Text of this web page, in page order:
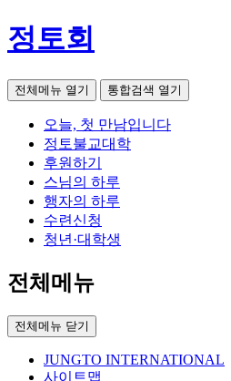
정토회
전체메뉴 열기 통합검색 열기
오늘, 첫 만남입니다
정토불교대학
후원하기
스님의 하루
행자의 하루
수련신청
청년·대학생
전체메뉴
전체메뉴 닫기
JUNGTO INTERNATIONAL
사이트맵